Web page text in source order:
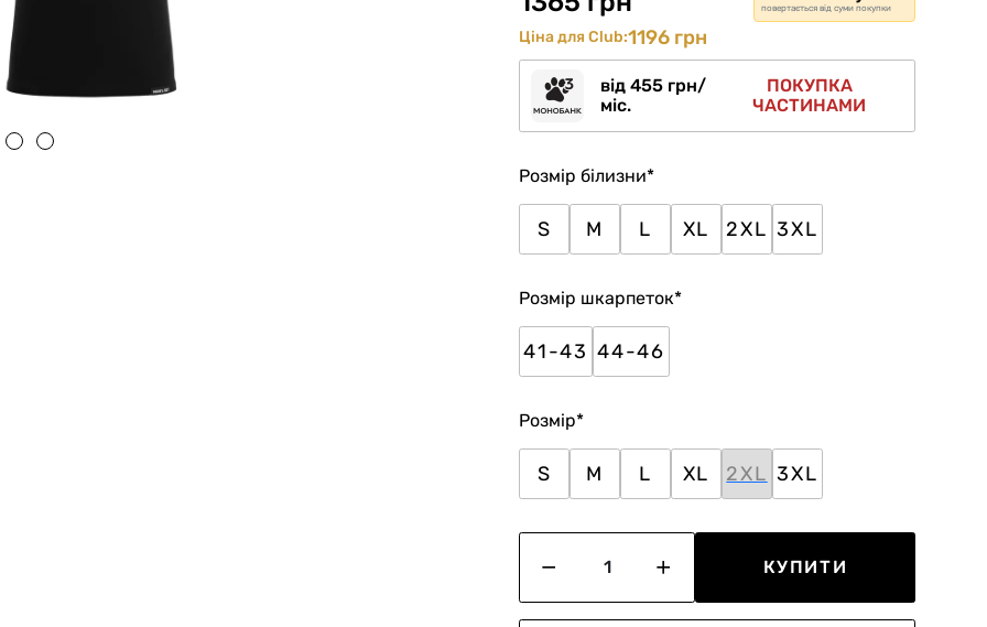
повертається від суми покупки
Ціна для Club:1196 грн
від 455 грн/
міс.
ПОКУПКА
ЧАСТИНАМИ
Розмір білизни*
S M L XL 2XL 3XL
Розмір шкарпеток*
41-43 44-46
Розмір*
S M L XL 2XL 3XL
КУПИТИ